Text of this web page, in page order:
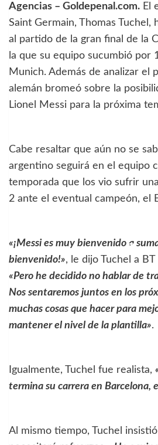
Agencias – Goldepenal.com. El
Saint Germain, Thomas
al partido de la gran final de la
la que su equipo sucumbió por
Munich. Además de analizar el
alemán bromeó sobre la
Lionel Messi para la próxima
Cabe resaltar que aún no se
argentino seguirá en el equipo
temporada que los vio sufrir
2 ante el eventual campeón, el
«¡Messi es muy bienvenido a
bienvenido!», le dijo Tuchel a BT
«Pero he decidido no hablar de
Nos sentaremos juntos en los
muchas cosas que hacer para
mantener el nivel de la plantilla».
Igualmente, Tuchel fue realista,
termina su carrera en Barcelona,
Al mismo tiempo, Tuchel